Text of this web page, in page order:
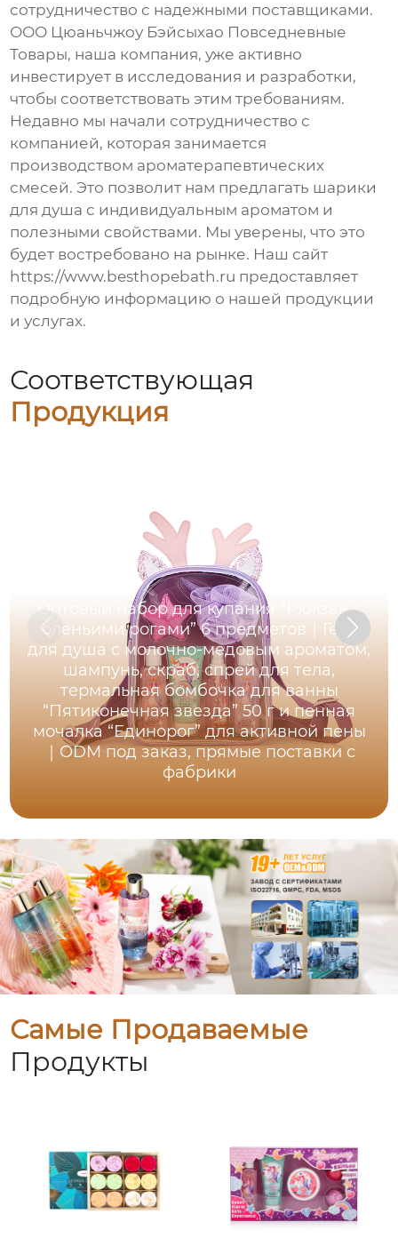
сотрудничество с надежными поставщиками.
ООО Цюаньчжоу Бэйсыхао Повседневные
Товары, наша компания, уже активно
инвестирует в исследования и разработки,
чтобы соответствовать этим требованиям.
Недавно мы начали сотрудничество с
компанией, которая занимается
производством ароматерапевтических
смесей. Это позволит нам предлагать шарики
для душа с индивидуальным ароматом и
полезными свойствами. Мы уверены, что это
будет востребовано на рынке. Наш сайт
https://www.besthopebath.ru предоставляет
подробную информацию о нашей продукции
и услугах.
Соответствующая
Продукция
Оптовый набор для купания “Рюкзак с
оленьими рогами” 6 предметов｜Гель
для душа с молочно-медовым ароматом,
шампунь, скраб, спрей для тела,
термальная бомбочка для ванны
“Пятиконечная звезда” 50 г и пенная
мочалка “Единорог” для активной пены
｜ODM под заказ, прямые поставки с
фабрики
Самые Продаваемые
Продукты